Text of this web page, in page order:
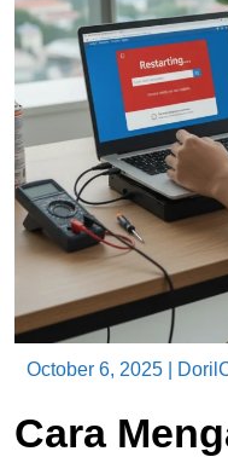
October 6, 2025
Cara